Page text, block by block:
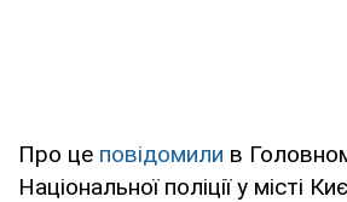
Про це повідомили в
Національної поліції у місті